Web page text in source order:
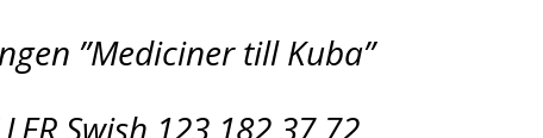
”Mediciner till Kuba”
Swish 123 182 37 72